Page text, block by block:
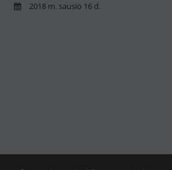
2018 m. sausio 16 d.